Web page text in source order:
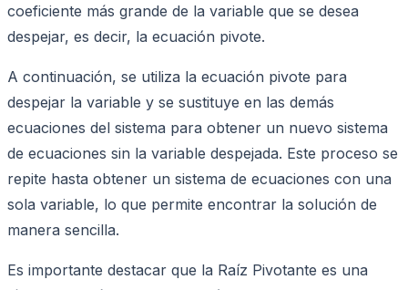
coeficiente más grande de la variable que se desea
despejar, es decir, la ecuación pivote.
A continuación, se utiliza la ecuación pivote para
despejar la variable y se sustituye en las demás
ecuaciones del sistema para obtener un nuevo sistema
de ecuaciones sin la variable despejada. Este proceso se
repite hasta obtener un sistema de ecuaciones con una
sola variable, lo que permite encontrar la solución de
manera sencilla.
Es importante destacar que la Raíz Pivotante es una